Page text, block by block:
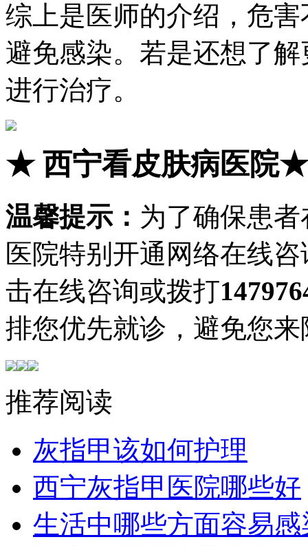
综上是医师的介绍，危
避免感染。若是还想了
进行治疗。
★西宁看皮肤病医院★
温馨提示： 为了确保患
医院特别开通网络在线
击在线咨询或拨打
排您优先就诊，避免您
推荐阅读
灰指甲该如何护理
西宁灰指甲医院哪些好
生活中哪些方面容易